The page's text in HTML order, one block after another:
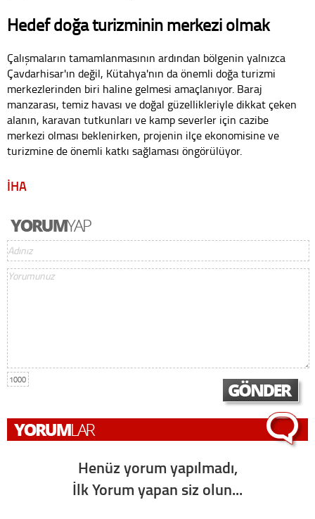
Hedef doğa turizminin merkezi olmak
Çalışmaların tamamlanmasının ardından bölgenin yalnızca
Çavdarhisar'ın değil, Kütahya'nın da önemli doğa turizmi
merkezlerinden biri haline gelmesi amaçlanıyor. Baraj
manzarası, temiz havası ve doğal güzellikleriyle dikkat çeken
alanın, karavan tutkunları ve kamp severler için cazibe
merkezi olması beklenirken, projenin ilçe ekonomisine ve
turizmine de önemli katkı sağlaması öngörülüyor.
İHA
1000
Henüz yorum yapılmadı,
İlk Yorum yapan siz olun...